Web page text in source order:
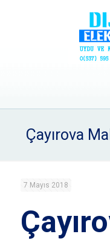
Çayırova
7 Mayıs 2018